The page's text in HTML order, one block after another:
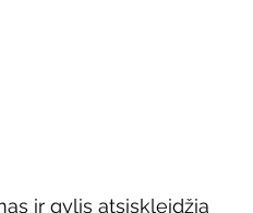
ir gylis atsiskleidžia